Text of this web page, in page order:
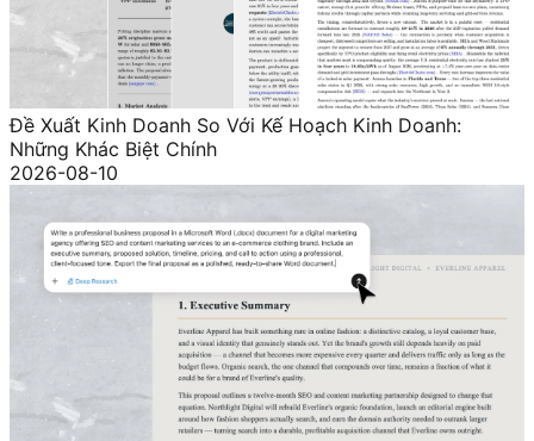
Đề Xuất Kinh Doanh So Với Kế Hoạch Kinh Doanh:
Những Khác Biệt Chính
2026-08-10